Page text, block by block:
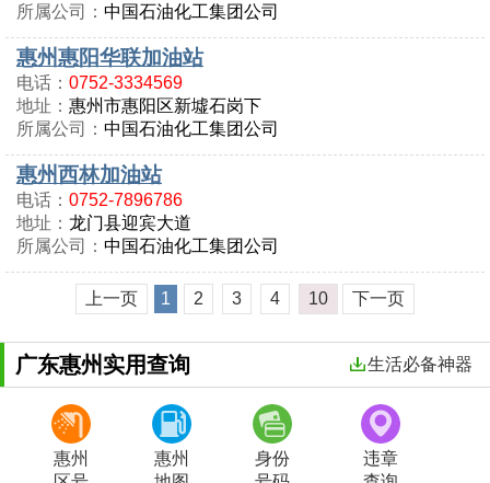
所属公司： 中国石油化工集团公司
惠州惠阳华联加油站
电话： 0752-3334569
地址： 惠州市惠阳区新墟石岗下
所属公司： 中国石油化工集团公司
惠州西林加油站
电话： 0752-7896786
地址： 龙门县迎宾大道
所属公司： 中国石油化工集团公司
上一页 1 2 3 4 10 下一页
广东惠州实用查询 生活必备神器
惠州
惠州
身份
违章